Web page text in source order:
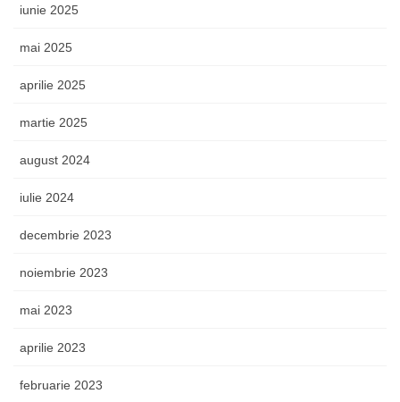
iunie 2025
mai 2025
aprilie 2025
martie 2025
august 2024
iulie 2024
decembrie 2023
noiembrie 2023
mai 2023
aprilie 2023
februarie 2023